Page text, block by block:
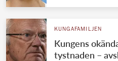
KUNGAFAMILJEN
Kungens
tystnaden –